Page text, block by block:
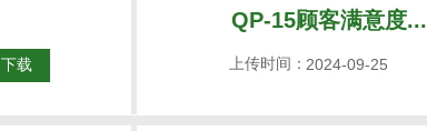
下载
QP-15顾客满意度...
2024-09-25
上传时间：